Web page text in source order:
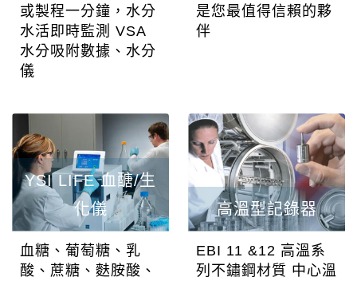
或製程一分鐘，水分
水活即時監測 VSA
水分吸附數據、水分
儀
是您最值得信賴的夥
伴
YSI LIFE 血醣/生
化儀
血糖、葡萄糖、乳
酸、蔗糖、麩胺酸、
高溫型記錄器
EBI 11 &12 高溫系
列不鏽鋼材質 中心溫